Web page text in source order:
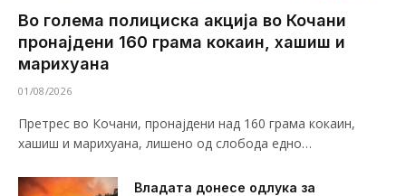
Во голема полициска акција во Кочани
пронајдени 160 грама кокаин, хашиш и
марихуана
01/08/2026
Претрес во Кочани, пронајдени над 160 грама кокаин,
хашиш и марихуана, лишено од слобода едно…
Владата донесе одлука за